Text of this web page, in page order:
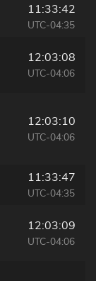
11:33:42
UTC-04:35
12:03:08
UTC-04:06
12:03:10
UTC-04:06
11:33:47
UTC-04:35
12:03:09
UTC-04:06